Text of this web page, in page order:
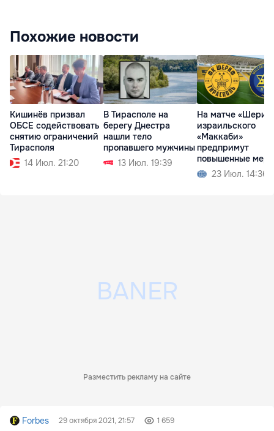
Похожие новости
Кишинёв призвал
ОБСЕ содействовать
снятию ограничений
Тирасполя
14 Июл. 21:20
В Тирасполе на
берегу Днестра
нашли тело
пропавшего мужчины
13 Июл. 19:39
На матче
израильского
«Маккаби»
предпримут
повышенные
безопасности
23 Июл. 14:36
Разместить рекламу на сайте
Forbes 29 октября 2021, 21:57 1 659